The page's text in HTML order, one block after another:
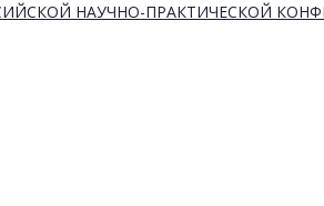
НАУЧНО-ПРАКТИЧЕСКОЙ